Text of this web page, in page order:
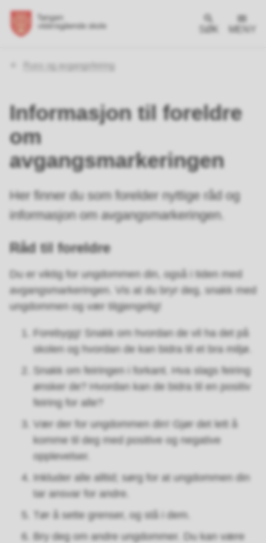
SØK MENY
Russ og avgangsfeiring
Informasjon til foreldre
om
avgangsmarkeringen
Her finner du som forelder nyttige råd og
informasjon om avgangsmarkeringen.
Råd til foreldre
Du er viktig for ungdommen din, også i tiden med
avgangsmarkeringen. Vis at du bryr deg, snakk med
ungdommen og vær tilgjengelig!
Forebygg! Snakk om hvordan de vil ha det på
skolen og hvordan de kan bidra til et bra miljø.
Snakk om feiringen i forkant. Hva slags feiring
ønsker de? Hvordan kan de bidra til en positiv
feiring for alle?
Vær der for ungdommen din! Gjør det lett å
komme til deg med positive og negative
opplevelser.
Inkluder alle alltid; sørg for at ungdommen din
tar ansvar for andre.
Tør å sette grenser, og stå i dem.
Bry deg om andre ungdommer. Du kan være